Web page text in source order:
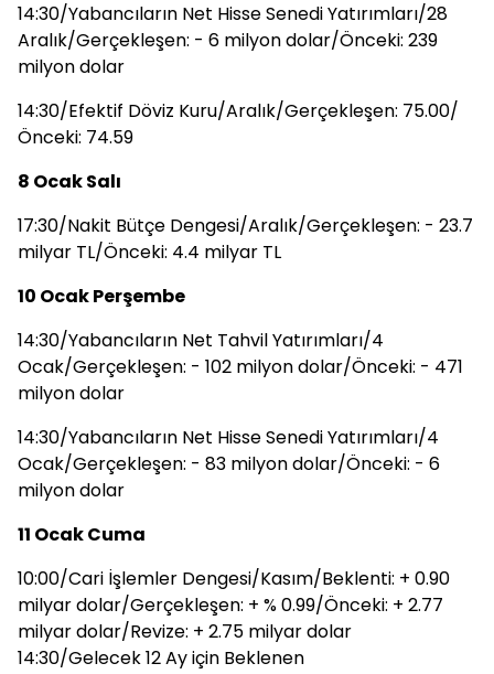
14:30/Yabancıların Net Hisse Senedi Yatırımları/28
Aralık/Gerçekleşen: - 6 milyon dolar/Önceki: 239
milyon dolar
14:30/Efektif Döviz Kuru/Aralık/Gerçekleşen: 75.00/
Önceki: 74.59
8 Ocak Salı
17:30/Nakit Bütçe Dengesi/Aralık/Gerçekleşen: - 23.7
milyar TL/Önceki: 4.4 milyar TL
10 Ocak Perşembe
14:30/Yabancıların Net Tahvil Yatırımları/4
Ocak/Gerçekleşen: - 102 milyon dolar/Önceki: - 471
milyon dolar
14:30/Yabancıların Net Hisse Senedi Yatırımları/4
Ocak/Gerçekleşen: - 83 milyon dolar/Önceki: - 6
milyon dolar
11 Ocak Cuma
10:00/Cari İşlemler Dengesi/Kasım/Beklenti: + 0.90
milyar dolar/Gerçekleşen: + % 0.99/Önceki: + 2.77
milyar dolar/Revize: + 2.75 milyar dolar
14:30/Gelecek 12 Ay için Beklenen